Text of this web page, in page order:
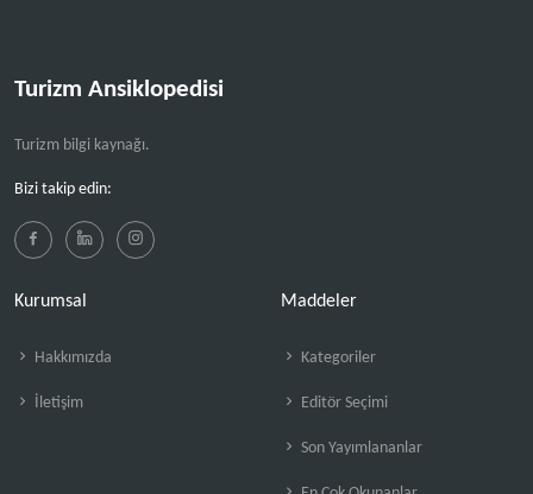
Turizm Ansiklopedisi
Turizm bilgi kaynağı.
Bizi takip edin:
Kurumsal
Hakkımızda
İletişim
Maddeler
Kategoriler
Editör Seçimi
Son Yayımlananlar